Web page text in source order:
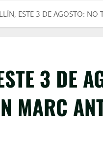
ESTE 3 DE AGOSTO: NO
3 DE
MARC